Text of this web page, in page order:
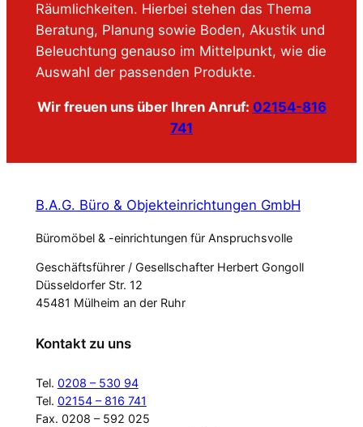
Räumlichkeiten. Hierbei stehen das Thema
Beratung, Planung sowie Boden, Akustik und
Beleuchtung genauso im Mittelpunkt, wie die
Auswahl der passenden Produkte.
Wir freuen uns über Ihren Anruf: 02154-816
741
B.A.G. Büro & Objekteinrichtungen GmbH
Büromöbel & -einrichtungen für Anspruchsvolle
Geschäftsführer / Gesellschafter Herbert Gongoll
Düsseldorfer Str. 12
45481 Mülheim an der Ruhr
Kontakt zu uns
Tel. 0208 – 530 94
Tel. 02154 – 816 741
Fax. 0208 – 592 025